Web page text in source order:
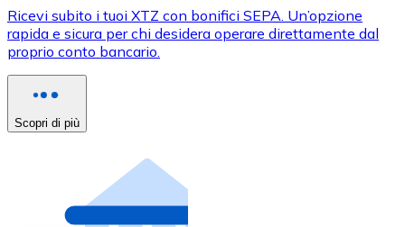
Ricevi subito i tuoi XTZ con bonifici SEPA. Un’opzione
rapida e sicura per chi desidera operare direttamente dal
proprio conto bancario.
Scopri di più